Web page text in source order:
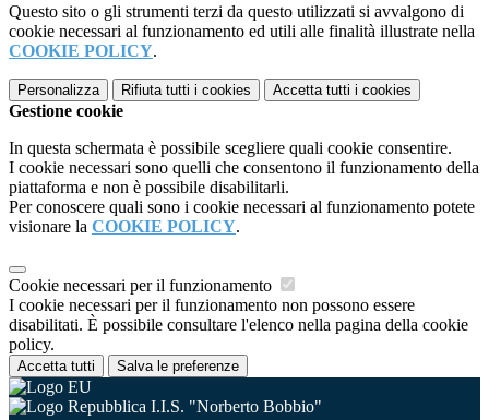
Questo sito o gli strumenti terzi da questo utilizzati si avvalgono di
cookie necessari al funzionamento ed utili alle finalità illustrate nella
COOKIE POLICY.
Personalizza Rifiuta tutti i cookies Accetta tutti i cookies
Gestione cookie
In questa schermata è possibile scegliere quali cookie consentire.
I cookie necessari sono quelli che consentono il funzionamento della
piattaforma e non è possibile disabilitarli.
Per conoscere quali sono i cookie necessari al funzionamento potete
visionare la COOKIE POLICY.
Cookie necessari per il funzionamento
I cookie necessari per il funzionamento non possono essere
disabilitati. È possibile consultare l'elenco nella pagina della cookie
policy.
Accetta tutti Salva le preferenze
I.I.S. "Norberto Bobbio"